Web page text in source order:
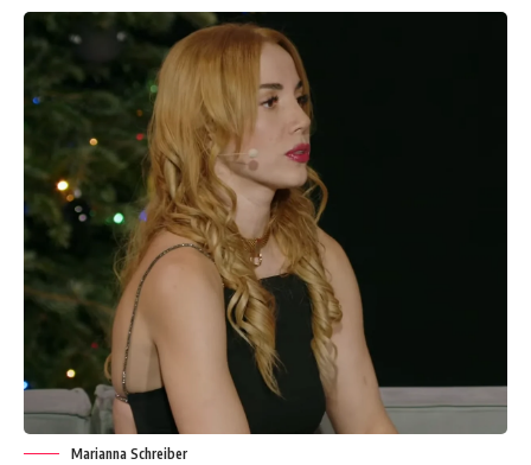
Marianna Schreiber